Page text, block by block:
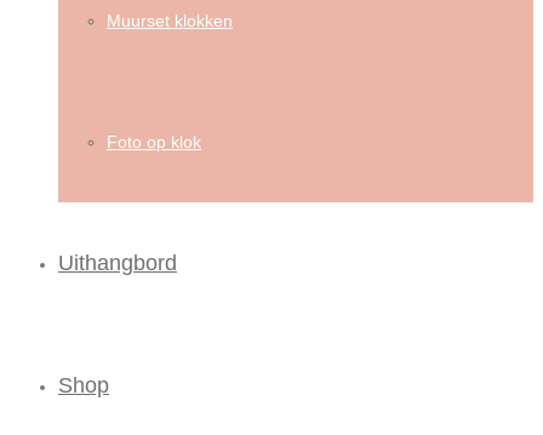
Muurset klokken
Foto op klok
Uithangbord
Shop